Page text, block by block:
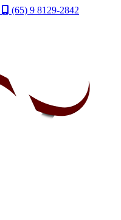
(65) 9 8129-2842